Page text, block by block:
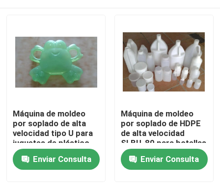
Hogar
Productos
Máquina de moldeo
por soplado de alta
velocidad tipo U para
juguetes de plástico
para niños
Enviar Consulta
Máquina de moldeo
por soplado de HDPE
de alta velocidad
SLBU-80 para botellas
de leche plásticas
Enviar Consulta